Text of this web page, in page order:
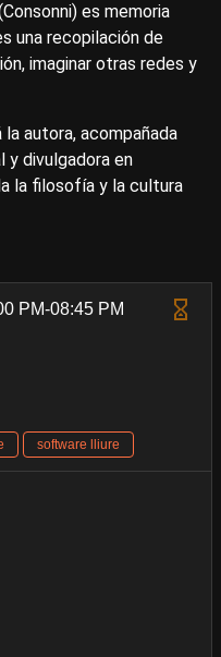
es memoria
una recopilación de
imaginar otras redes y
autora, acompañada
y divulgadora en
la filosofía y la cultura
PM-08:45 PM
software lliure